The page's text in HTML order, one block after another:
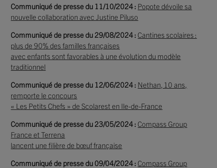
Communiqué de presse du 11/10/2024 : Popote dévoile sa
nouvelle collaboration avec Justine Piluso
Communiqué de presse du 29/08/2024 :Cantines scolaires :
plus de 90% des familles françaises
avec enfants sont favorables à une évolution du modèle
traditionnel
Communiqué de presse du 12/06/2024 : Nethan, 10 ans,
remporte le concours
« Les Petits Chefs » de Scolarest en Ile-de-France
Communiqué de presse du 23/05/2024 :Compass Group
France et Terrena
lancent une filière de bœuf française
Communiqué de presse du 09/04/2024 :Compass Group